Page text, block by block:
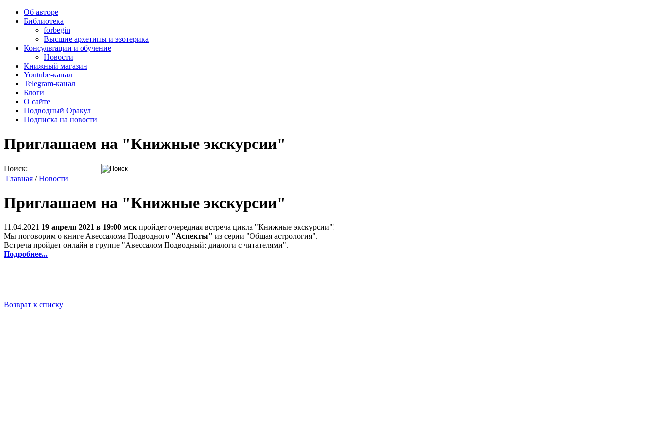
Об авторе
Библиотека
forbegin
Высшие архетипы и эзотерика
Консультации и обучение
Новости
Книжный магазин
Youtube-канал
Telegram-канал
Блоги
О сайте
Подводный Оракул
Подписка на новости
Приглашаем на "Книжные экскурсии"
Поиск:
Главная /Новости
Приглашаем на "Книжные экскурсии"
11.04.2021 19 апреля 2021 в 19:00 мск пройдет очередная встреча цикла "Книжные экскурсии"!
Мы поговорим о книге Авессалома Подводного "Аспекты" из серии "Общая астрология".
Встреча пройдет онлайн в группе "Авессалом Подводный: диалоги с читателями".
Подробнее...
Возврат к списку